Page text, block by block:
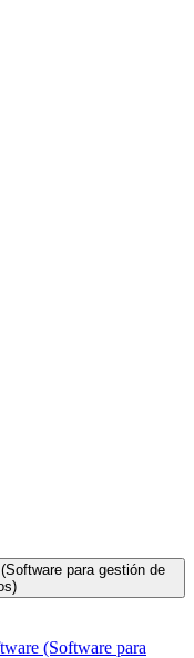
para gestión de
(Software para